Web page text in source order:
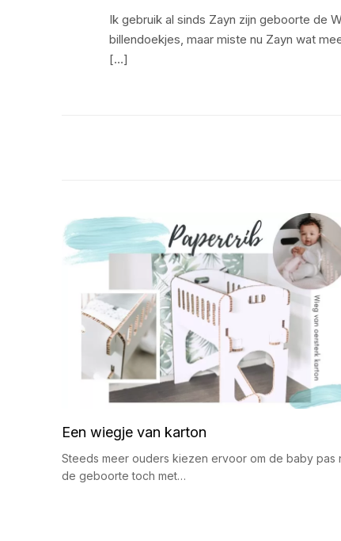
Ik gebruik al sinds Zayn zijn geboorte de
billendoekjes, maar miste nu Zayn wat
[…]
Een wiegje van karton
Steeds meer ouders kiezen ervoor om de baby pas
de geboorte toch met…